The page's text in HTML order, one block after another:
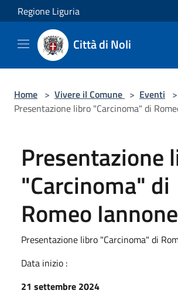
Salta al contenuto principale
Regione Liguria
Città di Noli
Home > Vivere il Comune > Eventi >
Presentazione libro "Carcinoma" di
Presentazione
"Carcinoma" di
Romeo Iannone
Presentazione libro "Carcinoma" di
Data inizio :
21 settembre 2024